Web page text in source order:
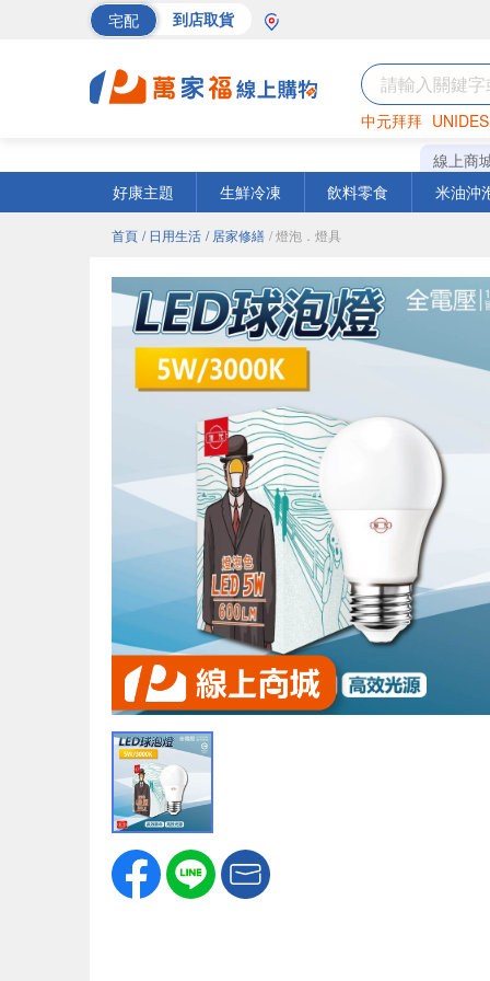
宅配 到店取貨
中元拜拜
罐頭 海苔
線上商
好康主題
生鮮冷凍 飲料零食 米油沖
首頁 / 日用生活 / 居家修繕 / 燈泡．燈具